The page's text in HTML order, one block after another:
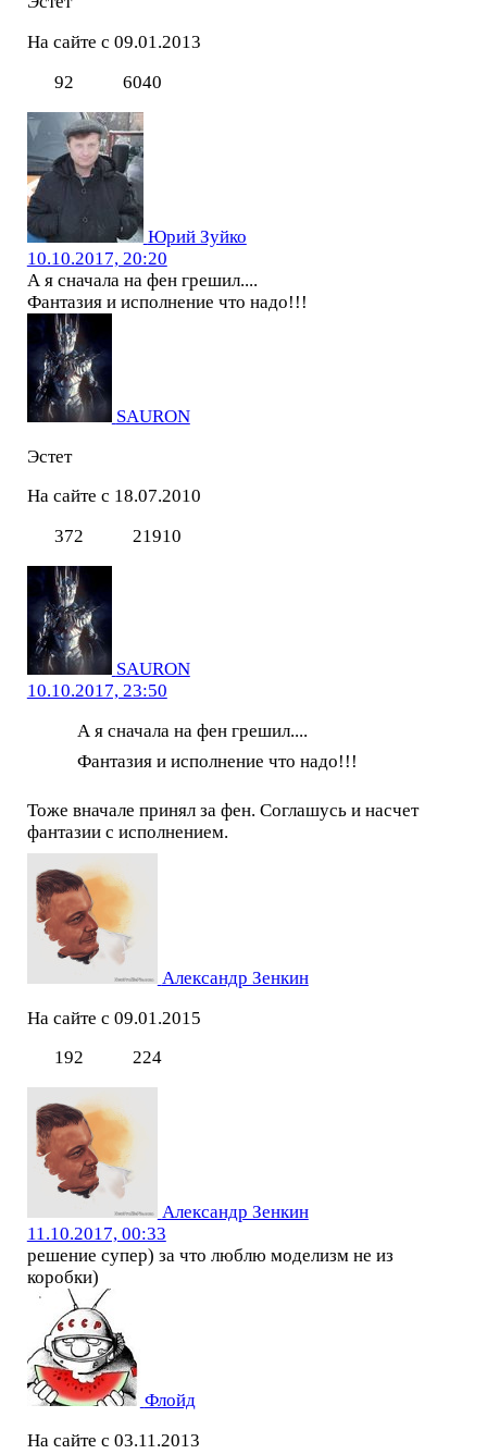
На сайте с 09.01.2013
92
6040
Юрий Зуйко
10.10.2017, 20:20
А я сначала на фен грешил....
Фантазия и исполнение что надо!!!
SAURON
Эстет
На сайте с 18.07.2010
372
21910
SAURON
10.10.2017, 23:50
А я сначала на фен грешил....
Фантазия и исполнение что надо!!!
Тоже вначале принял за фен. Соглашусь и насчет
фантазии с исполнением.
Александр Зенкин
На сайте с 09.01.2015
192
224
Александр Зенкин
11.10.2017, 00:33
решение супер) за что люблю моделизм не из
коробки)
Флойд
На сайте с 03.11.2013